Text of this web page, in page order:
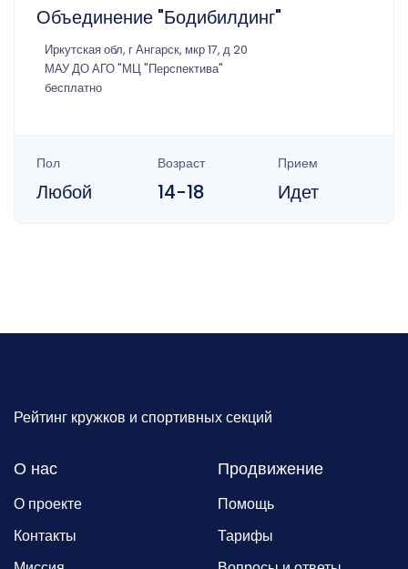
Объединение "Бодибилдинг"
Иркутская обл, г Ангарск, мкр 17, д 20
МАУ ДО АГО "МЦ "Перспектива"
бесплатно
Пол
Любой
Возраст
14-18
Прием
Идет
Рейтинг кружков и спортивных секций
О нас
О проекте
Контакты
Продвижение
Помощь
Тарифы